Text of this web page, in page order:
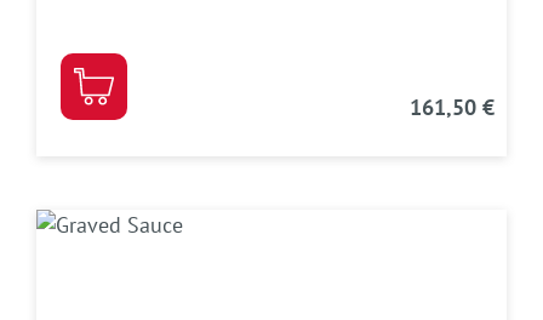
161,50 €